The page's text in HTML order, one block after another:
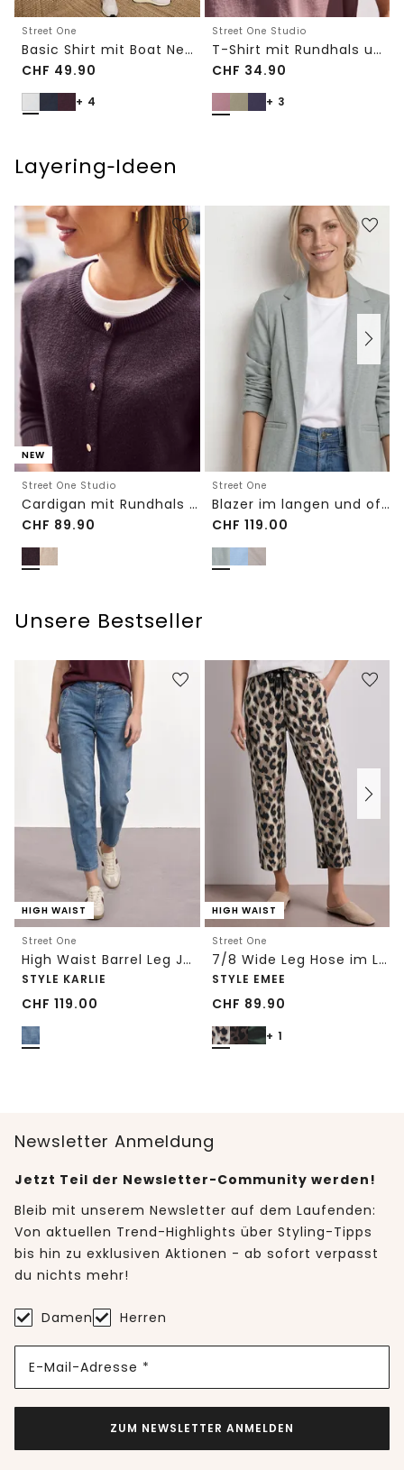
Street One
Basic Shirt mit Boat Neck und Elastikbund
CHF 49.90
+ 4
Street One Studio
T-Shirt mit Rundhals und Embroidery-Detail
CHF 34.90
+ 3
Layering‑Ideen
NEW
Street One Studio
Cardigan mit Rundhals und Knöpfen
CHF 89.90
Street One
Blazer im langen und offenen Schnitt
CHF 119.00
Unsere Bestseller
HIGH WAIST
Street One
High Waist Barrel Leg Jeans im Loose Fit
STYLE KARLIE
CHF 119.00
HIGH WAIST
Street One
7/8 Wide Leg Hose im Loose Fit mit Print
STYLE EMEE
CHF 89.90
+ 1
Newsletter Anmeldung
Jetzt Teil der Newsletter-Community werden!
Bleib mit unserem Newsletter auf dem Laufenden:
Von aktuellen Trend-Highlights über Styling-Tipps
bis hin zu exklusiven Aktionen - ab sofort verpasst
du nichts mehr!
Damen Herren
E-Mail-Adresse *
ZUM NEWSLETTER ANMELDEN